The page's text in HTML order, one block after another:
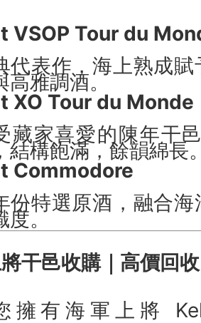
VSOP Tour du
代表作，海上熟成
高雅調酒。
XO Tour du Monde
藏家喜愛的陳年干
結構飽滿，餘韻綿長
Commodore
份特選原酒，融合
度。
干邑收購｜高價回
擁有海軍上將